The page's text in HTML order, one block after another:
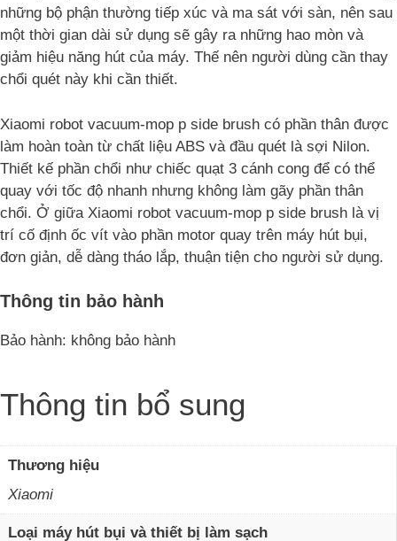
những bộ phận thường tiếp xúc và ma sát với sàn, nên sau
một thời gian dài sử dụng sẽ gây ra những hao mòn và
giảm hiệu năng hút của máy. Thế nên người dùng cần thay
chổi quét này khi cần thiết.
Xiaomi robot vacuum-mop p side brush có phần thân được
làm hoàn toàn từ chất liệu ABS và đầu quét là sợi Nilon.
Thiết kế phần chổi như chiếc quạt 3 cánh cong để có thể
quay với tốc độ nhanh nhưng không làm gãy phần thân
chổi. Ở giữa Xiaomi robot vacuum-mop p side brush là vị
trí cố định ốc vít vào phần motor quay trên máy hút bụi,
đơn giản, dễ dàng tháo lắp, thuận tiện cho người sử dụng.
Thông tin bảo hành
Bảo hành: không bảo hành
Thông tin bổ sung
Thương hiệu
Xiaomi
Loại máy hút bụi và thiết bị làm sạch